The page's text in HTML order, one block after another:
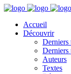
Accueil
Découvrir
Derniers
Derniers
Auteurs
Textes